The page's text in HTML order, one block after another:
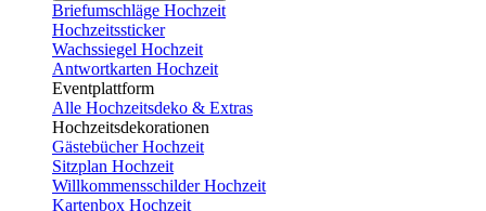
Briefumschläge Hochzeit
Hochzeitssticker
Wachssiegel Hochzeit
Antwortkarten Hochzeit
Eventplattform
Alle Hochzeitsdeko & Extras
Hochzeitsdekorationen
Gästebücher Hochzeit
Sitzplan Hochzeit
Willkommensschilder Hochzeit
Kartenbox Hochzeit